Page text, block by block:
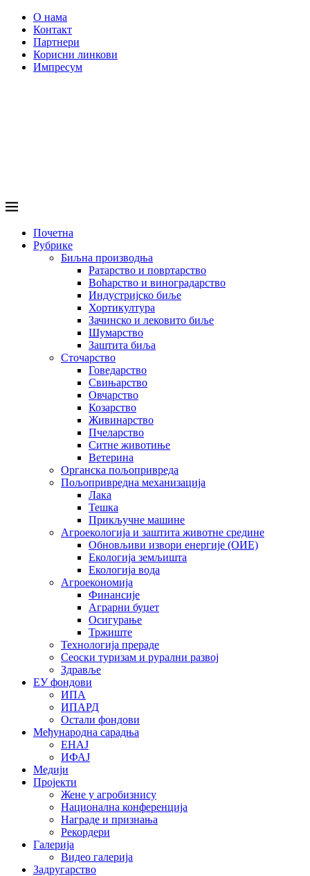
О нама
Контакт
Партнери
Корисни линкови
Импресум
Почетна
Рубрике
Биљна производња
Ратарство и повртарство
Воћарство и виноградарство
Индустријско биље
Хортикултура
Зачинско и лековито биље
Шумарство
Заштита биља
Сточарство
Говедарство
Свињарство
Овчарство
Козарство
Живинарство
Пчеларство
Ситне животиње
Ветерина
Органска пољопривреда
Пољопривредна механизација
Лака
Тешка
Прикључне машине
Агроекологија и заштита животне средине
Обновљиви извори енергије (ОИЕ)
Екологија земљишта
Екологија вода
Агроекономија
Финансије
Аграрни буџет
Осигурање
Тржиште
Технологија прераде
Сеоски туризам и рурални развој
Здравље
ЕУ фондови
ИПА
ИПАРД
Остали фондови
Међународна сарадња
ЕНАЈ
ИФАЈ
Медији
Пројекти
Жене у агробизнису
Национална конференција
Награде и признања
Рекордери
Галерија
Видео галерија
Задругарство